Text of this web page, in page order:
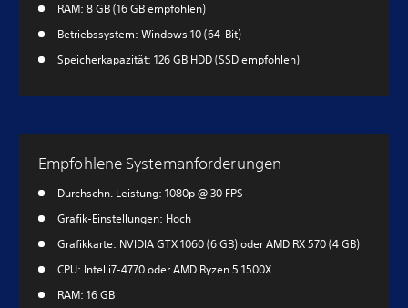
RAM: 8 GB (16 GB empfohlen)
Betriebssystem: Windows 10 (64-Bit)
Speicherkapazität: 126 GB HDD (SSD empfohlen)
Empfohlene Systemanforderungen
Durchschn. Leistung: 1080p @ 30 FPS
Grafik-Einstellungen: Hoch
Grafikkarte: NVIDIA GTX 1060 (6 GB) oder AMD RX 570 (4 GB)
CPU: Intel i7-4770 oder AMD Ryzen 5 1500X
RAM: 16 GB